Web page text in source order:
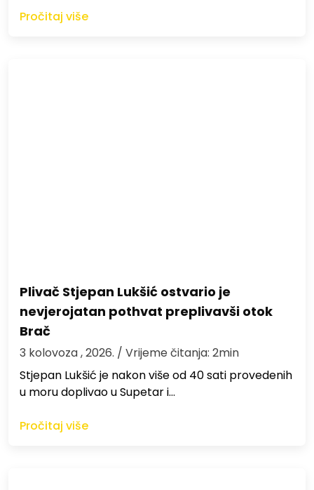
Pročitaj više
Plivač Stjepan Lukšić ostvario je
nevjerojatan pothvat preplivavši otok
Brač
3 kolovoza , 2026. / Vrijeme čitanja: 2min
St​jepan Lukšić je nakon više od 40 sati provedenih
u moru doplivao u Supetar i…
Pročitaj više